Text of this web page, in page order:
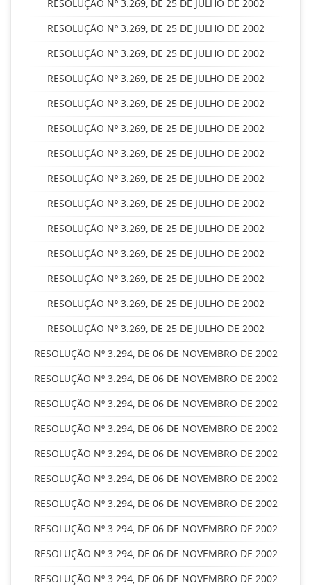
RESOLUÇÃO Nº 3.269, DE 25 DE JULHO DE 2002
RESOLUÇÃO Nº 3.269, DE 25 DE JULHO DE 2002
RESOLUÇÃO Nº 3.269, DE 25 DE JULHO DE 2002
RESOLUÇÃO Nº 3.269, DE 25 DE JULHO DE 2002
RESOLUÇÃO Nº 3.269, DE 25 DE JULHO DE 2002
RESOLUÇÃO Nº 3.269, DE 25 DE JULHO DE 2002
RESOLUÇÃO Nº 3.269, DE 25 DE JULHO DE 2002
RESOLUÇÃO Nº 3.269, DE 25 DE JULHO DE 2002
RESOLUÇÃO Nº 3.269, DE 25 DE JULHO DE 2002
RESOLUÇÃO Nº 3.269, DE 25 DE JULHO DE 2002
RESOLUÇÃO Nº 3.269, DE 25 DE JULHO DE 2002
RESOLUÇÃO Nº 3.269, DE 25 DE JULHO DE 2002
RESOLUÇÃO Nº 3.269, DE 25 DE JULHO DE 2002
RESOLUÇÃO Nº 3.269, DE 25 DE JULHO DE 2002
RESOLUÇÃO Nº 3.294, DE 06 DE NOVEMBRO DE 2002
RESOLUÇÃO Nº 3.294, DE 06 DE NOVEMBRO DE 2002
RESOLUÇÃO Nº 3.294, DE 06 DE NOVEMBRO DE 2002
RESOLUÇÃO Nº 3.294, DE 06 DE NOVEMBRO DE 2002
RESOLUÇÃO Nº 3.294, DE 06 DE NOVEMBRO DE 2002
RESOLUÇÃO Nº 3.294, DE 06 DE NOVEMBRO DE 2002
RESOLUÇÃO Nº 3.294, DE 06 DE NOVEMBRO DE 2002
RESOLUÇÃO Nº 3.294, DE 06 DE NOVEMBRO DE 2002
RESOLUÇÃO Nº 3.294, DE 06 DE NOVEMBRO DE 2002
RESOLUÇÃO Nº 3.294, DE 06 DE NOVEMBRO DE 2002